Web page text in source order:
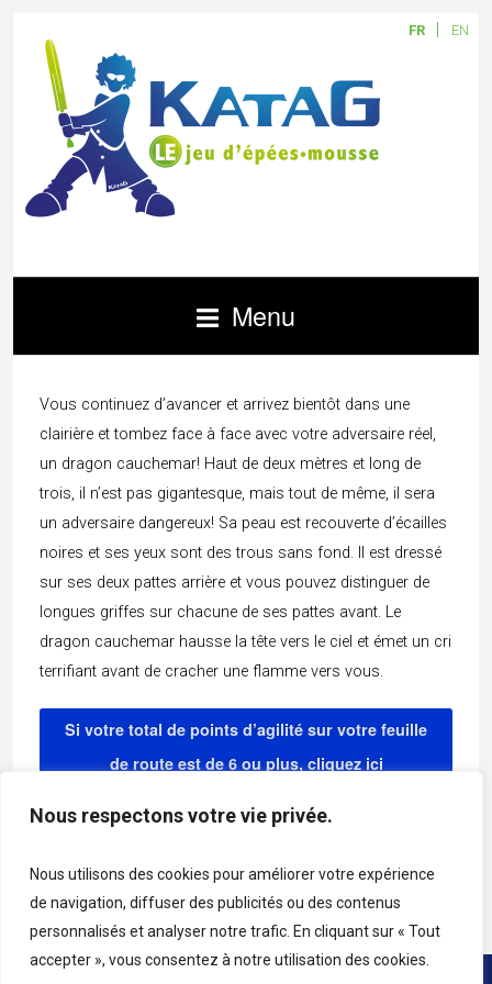
Nous respectons votre vie privée.
Nous utilisons des cookies pour améliorer votre expérience
de navigation, diffuser des publicités ou des contenus
personnalisés et analyser notre trafic. En cliquant sur « Tout
accepter », vous consentez à notre utilisation des cookies.
FR EN
Menu
Vous continuez d’avancer et arrivez bientôt dans une
clairière et tombez face à face avec votre adversaire réel,
un dragon cauchemar! Haut de deux mètres et long de
trois, il n’est pas gigantesque, mais tout de même, il sera
un adversaire dangereux! Sa peau est recouverte d’écailles
noires et ses yeux sont des trous sans fond. Il est dressé
sur ses deux pattes arrière et vous pouvez distinguer de
longues griffes sur chacune de ses pattes avant. Le
dragon cauchemar hausse la tête vers le ciel et émet un cri
terrifiant avant de cracher une flamme vers vous.
Si votre total de points d’agilité sur votre feuille
de route est de 6 ou plus, cliquez ici
Si votre total de points d’agilité sur votre feuille
de route est de moins de 6, cliquez ici